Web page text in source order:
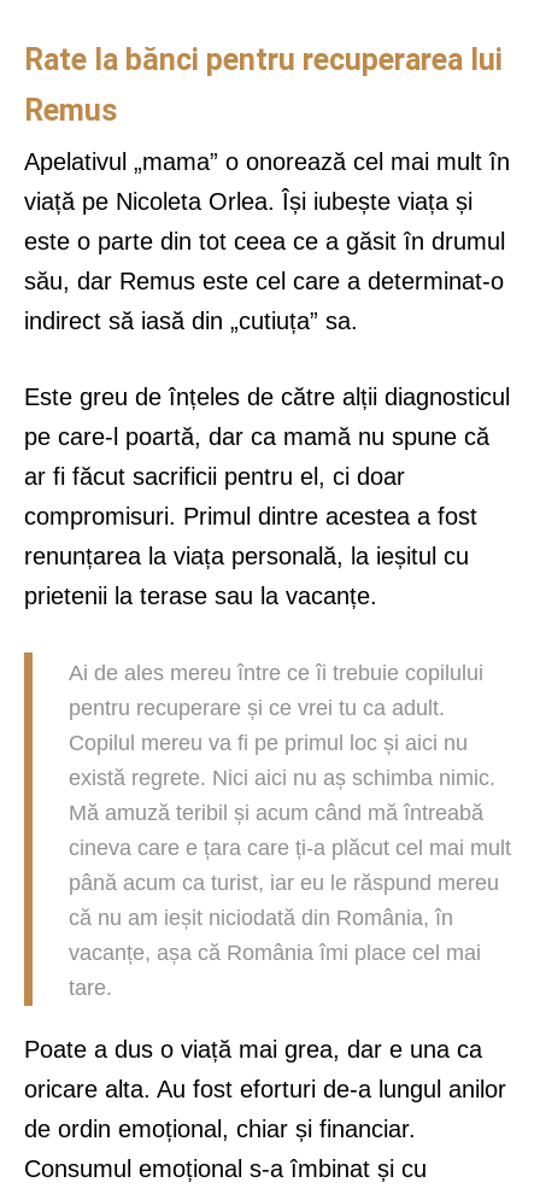
Rate la bănci pentru recuperarea lui
Remus
Apelativul „mama” o onorează cel mai mult în
viață pe Nicoleta Orlea. Își iubește viața și
este o parte din tot ceea ce a găsit în drumul
său, dar Remus este cel care a determinat-o
indirect să iasă din „cutiuța” sa.
Este greu de înțeles de către alții diagnosticul
pe care-l poartă, dar ca mamă nu spune că
ar fi făcut sacrificii pentru el, ci doar
compromisuri. Primul dintre acestea a fost
renunțarea la viața personală, la ieșitul cu
prietenii la terase sau la vacanțe.
Ai de ales mereu între ce îi trebuie copilului
pentru recuperare și ce vrei tu ca adult.
Copilul mereu va fi pe primul loc și aici nu
există regrete. Nici aici nu aș schimba nimic.
Mă amuză teribil și acum când mă întreabă
cineva care e țara care ți-a plăcut cel mai mult
până acum ca turist, iar eu le răspund mereu
că nu am ieșit niciodată din România, în
vacanțe, așa că România îmi place cel mai
tare.
Poate a dus o viață mai grea, dar e una ca
oricare alta. Au fost eforturi de-a lungul anilor
de ordin emoțional, chiar și financiar.
Consumul emoțional s-a îmbinat și cu